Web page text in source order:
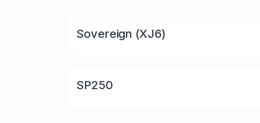
Sovereign (XJ6)
SP250